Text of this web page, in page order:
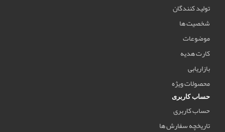
تولید کنندگان
شخصیت ها
موضوعات
کارت هدیه
بازاریابی
محصولات ویژه
حساب کاربری
حساب کاربری
تاریخچه سفارش ها